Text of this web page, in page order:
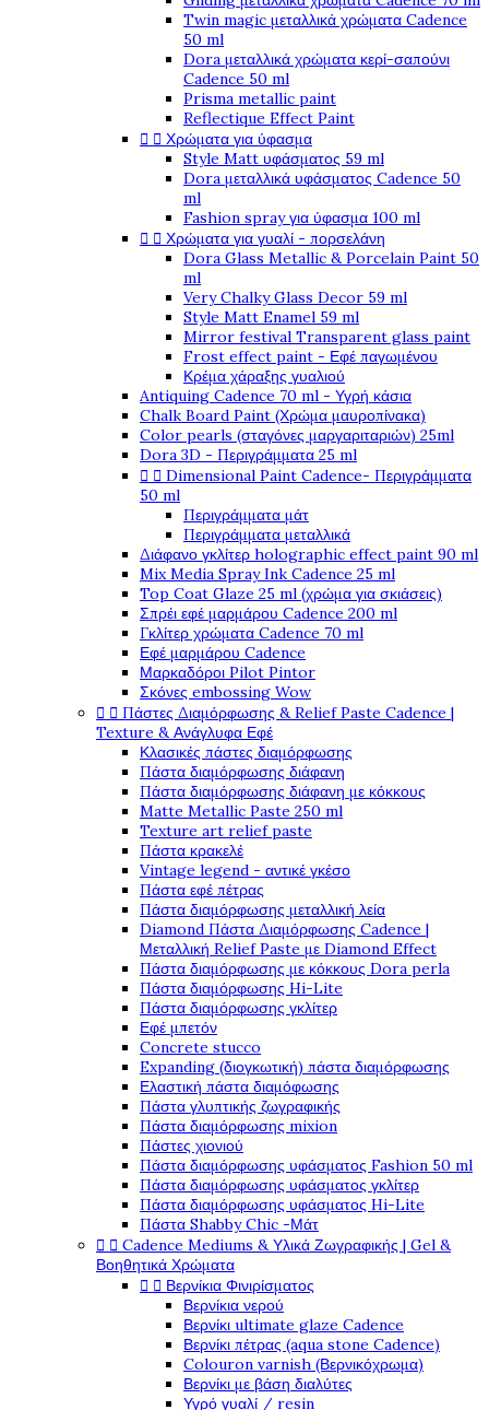
Twin magic μεταλλικά χρώματα Cadence
50 ml
Dora μεταλλικά χρώματα κερί-σαπούνι
Cadence 50 ml
Prisma metallic paint
Reflectique Effect Paint
  Χρώματα για ύφασμα
Style Matt υφάσματος 59 ml
Dora μεταλλικά υφάσματος Cadence 50
ml
Fashion spray για ύφασμα 100 ml
  Χρώματα για γυαλί - πορσελάνη
Dora Glass Metallic & Porcelain Paint 50
ml
Very Chalky Glass Decor 59 ml
Style Matt Enamel 59 ml
Mirror festival Transparent glass paint
Frost effect paint - Εφέ παγωμένου
Κρέμα χάραξης γυαλιού
Antiquing Cadence 70 ml - Υγρή κάσια
Chalk Board Paint (Χρώμα μαυροπίνακα)
Color pearls (σταγόνες μαργαριταριών) 25ml
Dora 3D - Περιγράμματα 25 ml
  Dimensional Paint Cadence- Περιγράμματα
50 ml
Περιγράμματα μάτ
Περιγράμματα μεταλλικά
Διάφανο γκλίτερ holographic effect paint 90 ml
Mix Media Spray Ink Cadence 25 ml
Top Coat Glaze 25 ml (χρώμα για σκιάσεις)
Σπρέι εφέ μαρμάρου Cadence 200 ml
Γκλίτερ χρώματα Cadence 70 ml
Εφέ μαρμάρου Cadence
Μαρκαδόροι Pilot Pintor
Σκόνες embossing Wow
  Πάστες Διαμόρφωσης & Relief Paste Cadence |
Texture & Ανάγλυφα Εφέ
Κλασικές πάστες διαμόρφωσης
Πάστα διαμόρφωσης διάφανη
Πάστα διαμόρφωσης διάφανη με κόκκους
Matte Metallic Paste 250 ml
Texture art relief paste
Πάστα κρακελέ
Vintage legend - αντικέ γκέσο
Πάστα εφέ πέτρας
Πάστα διαμόρφωσης μεταλλική λεία
Diamond Πάστα Διαμόρφωσης Cadence |
Μεταλλική Relief Paste με Diamond Effect
Πάστα διαμόρφωσης με κόκκους Dora perla
Πάστα διαμόρφωσης Hi-Lite
Πάστα διαμόρφωσης γκλίτερ
Εφέ μπετόν
Concrete stucco
Expanding (διογκωτική) πάστα διαμόρφωσης
Ελαστική πάστα διαμόφωσης
Πάστα γλυπτικής ζωγραφικής
Πάστα διαμόρφωσης mixion
Πάστες χιονιού
Πάστα διαμόρφωσης υφάσματος Fashion 50 ml
Πάστα διαμόρφωσης υφάσματος γκλίτερ
Πάστα διαμόρφωσης υφάσματος Hi-Lite
Πάστα Shabby Chic -Μάτ
  Cadence Mediums & Υλικά Ζωγραφικής | Gel &
Βοηθητικά Χρώματα
  Βερνίκια Φινιρίσματος
Βερνίκια νερού
Βερνίκι ultimate glaze Cadence
Βερνίκι πέτρας (aqua stone Cadence)
Colouron varnish (Βερνικόχρωμα)
Βερνίκι με βάση διαλύτες
Υγρό γυαλί / resin